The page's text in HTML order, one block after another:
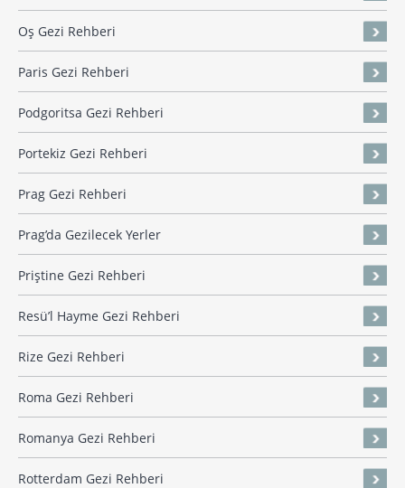
Oş Gezi Rehberi
Paris Gezi Rehberi
Podgoritsa Gezi Rehberi
Portekiz Gezi Rehberi
Prag Gezi Rehberi
Prag’da Gezilecek Yerler
Priştine Gezi Rehberi
Resü’l Hayme Gezi Rehberi
Rize Gezi Rehberi
Roma Gezi Rehberi
Romanya Gezi Rehberi
Rotterdam Gezi Rehberi